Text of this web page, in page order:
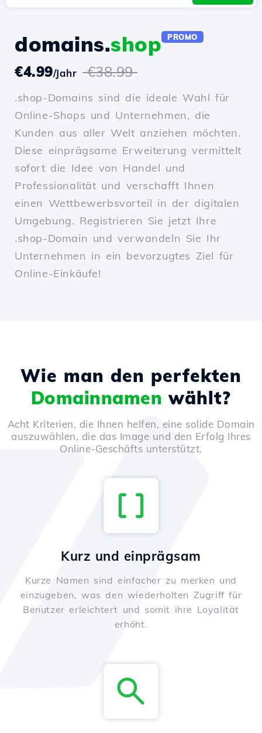
domains.shop PROMO
€4.99/Jahr €38.99
.shop-Domains sind die ideale Wahl für
Online-Shops und Unternehmen, die
Kunden aus aller Welt anziehen möchten.
Diese einprägsame Erweiterung vermittelt
sofort die Idee von Handel und
Professionalität und verschafft Ihnen
einen Wettbewerbsvorteil in der digitalen
Umgebung. Registrieren Sie jetzt Ihre
.shop-Domain und verwandeln Sie Ihr
Unternehmen in ein bevorzugtes Ziel für
Online-Einkäufe!
Wie man den perfekten
Domainnamen wählt?
Acht Kriterien, die Ihnen helfen, eine solide Domain
auszuwählen, die das Image und den Erfolg Ihres
Online-Geschäfts unterstützt.
Kurz und einprägsam
Kurze Namen sind einfacher zu merken und
einzugeben, was den wiederholten Zugriff für
Benutzer erleichtert und somit ihre Loyalität
erhöht.